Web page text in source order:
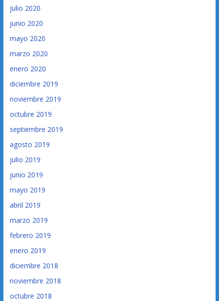
julio 2020
junio 2020
mayo 2020
marzo 2020
enero 2020
diciembre 2019
noviembre 2019
octubre 2019
septiembre 2019
agosto 2019
julio 2019
junio 2019
mayo 2019
abril 2019
marzo 2019
febrero 2019
enero 2019
diciembre 2018
noviembre 2018
octubre 2018